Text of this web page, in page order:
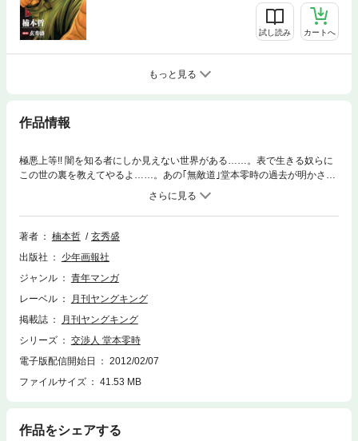
試し読み カートへ
もっと見る
作品情報
極悪上等!! 闇を知る者にしか見えない世界がある……。表で生きる奴らに
この世の裏を教えてやるよ……。あの｢無敵道｣堂本零時の過去が明かされ
る……!! 引き受けた案件は、どんな事をしても必ずやり遂げる……その非
情の掟は、読む者の心を掴んで離さない!! 堂本零時の”交渉人”時代を描い
たハード&タクティクステイストコミック!!
著者
楠本哲
玄秀盛
出版社
少年画報社
ジャンル
青年マンガ
レーベル
月刊ヤングキング
掲載誌
月刊ヤングキング
シリーズ
交渉人 堂本零時
電子版配信開始日
2012/02/07
ファイルサイズ
41.53 MB
作品をシェアする